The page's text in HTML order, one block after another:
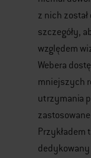
z nich został
szczegóły,
względem
Webera
mniejszych
utrzymania
Przykładem
dedykowany